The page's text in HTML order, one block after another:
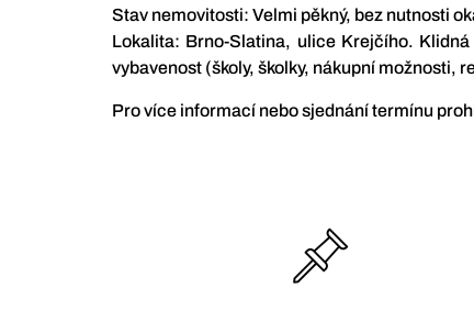
Stav nemovitosti: Velmi pěkný, bez nutnosti
Lokalita: Brno-Slatina, ulice Krejčího.
vybavenost (školy, školky, nákupní možnosti,
Pro více informací nebo sjednání termínu